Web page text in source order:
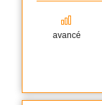
avancé